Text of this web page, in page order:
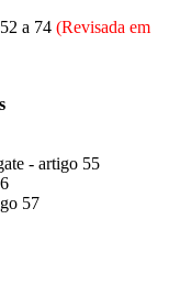
a 74 (Revisada em
- artigo 55
57